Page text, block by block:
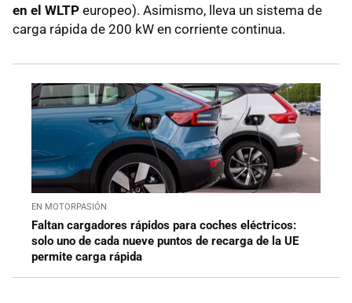
en el WLTP europeo). Asimismo, lleva un sistema de
carga rápida de 200 kW en corriente continua.
EN MOTORPASIÓN
Faltan cargadores rápidos para coches eléctricos:
solo uno de cada nueve puntos de recarga de la UE
permite carga rápida